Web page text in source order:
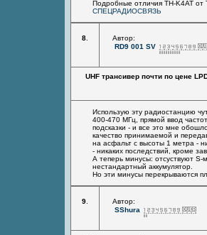
Подробные отличия TH-K4AT
СПЕЦРАДИОСВЯЗЬ
8
Автор:
RD9 001 SV
UHF трансивер почти по цене
Использую эту радиостанцию
400-470 МГц, прямой ввод
подсказки - и все это мне
качество принимаемой и
на асфальт с высоты 1 метра -
- никаких последствий, кроме
А теперь минусы: отсуствуют
нестандартный аккумулятор.
Но эти минусы перекрываются
9
Автор:
SShura